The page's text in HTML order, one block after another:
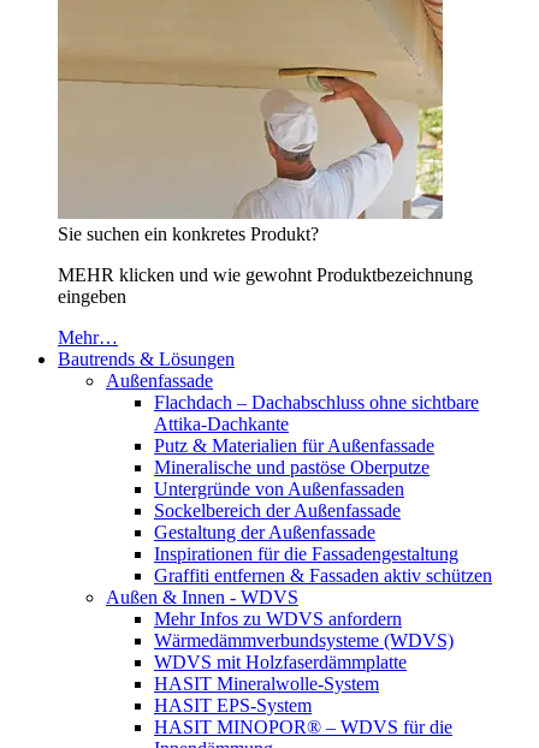
Sie suchen ein konkretes Produkt?
MEHR klicken und wie gewohnt Produktbezeichnung
eingeben
Mehr…
Bautrends & Lösungen
Außenfassade
Flachdach – Dachabschluss ohne sichtbare
Attika-Dachkante
Putz & Materialien für Außenfassade
Mineralische und pastöse Oberputze
Untergründe von Außenfassaden
Sockelbereich der Außenfassade
Gestaltung der Außenfassade
Inspirationen für die Fassadengestaltung
Graffiti entfernen & Fassaden aktiv schützen
Außen & Innen - WDVS
Mehr Infos zu WDVS anfordern
Wärmedämmverbundsysteme (WDVS)
WDVS mit Holzfaserdämmplatte
HASIT Mineralwolle-System
HASIT EPS-System
HASIT MINOPOR® – WDVS für die